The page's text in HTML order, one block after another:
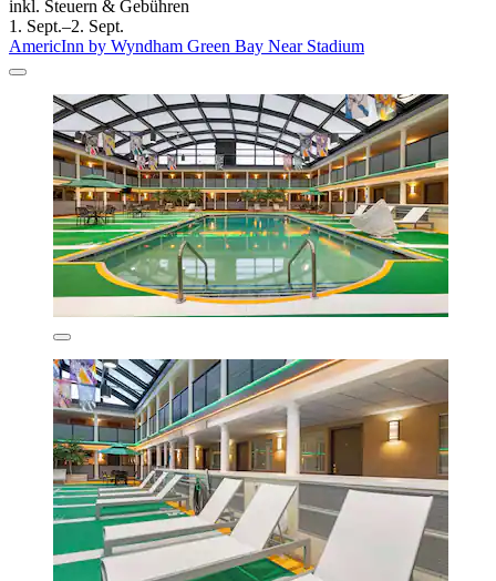
inkl. Steuern & Gebühren
1. Sept.–2. Sept.
AmericInn by Wyndham Green Bay Near Stadium